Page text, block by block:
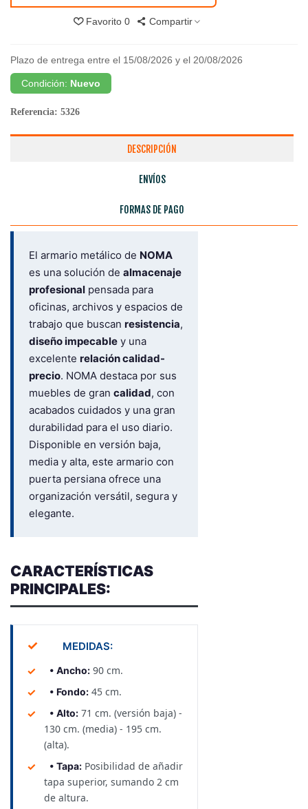
Favorito 0 Compartir
Plazo de entrega entre el 15/08/2026 y el 20/08/2026
Condición: Nuevo
Referencia: 5326
DESCRIPCIÓN
ENVÍOS
FORMAS DE PAGO
El armario metálico de NOMA
es una solución de almacenaje
profesional pensada para
oficinas, archivos y espacios de
trabajo que buscan resistencia,
diseño impecable y una
excelente relación calidad-
precio. NOMA destaca por sus
muebles de gran calidad, con
acabados cuidados y una gran
durabilidad para el uso diario.
Disponible en versión baja,
media y alta, este armario con
puerta persiana ofrece una
organización versátil, segura y
elegante.
CARACTERÍSTICAS
PRINCIPALES:
✓ MEDIDAS:
• Ancho: 90 cm.
• Fondo: 45 cm.
• Alto: 71 cm. (versión baja) -
130 cm. (media) - 195 cm.
(alta).
• Tapa: Posibilidad de añadir
tapa superior, sumando 2 cm
de altura.